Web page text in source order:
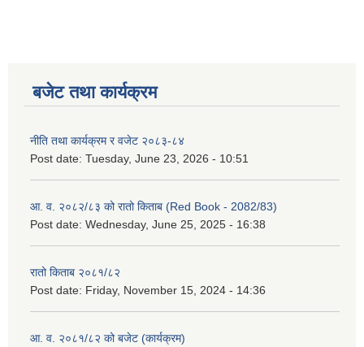
बजेट तथा कार्यक्रम
नीति तथा कार्यक्रम र वजेट २०८३-८४
Post date: Tuesday, June 23, 2026 - 10:51
आ. व. २०८२/८३ को रातो किताब (Red Book - 2082/83)
Post date: Wednesday, June 25, 2025 - 16:38
रातो किताब २०८१/८२
Post date: Friday, November 15, 2024 - 14:36
आ. व. २०८१/८२ को बजेट (कार्यक्रम)